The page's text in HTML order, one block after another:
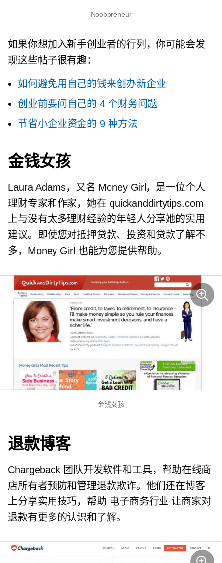
Noobpreneur
如果你想加入新手创业者的行列，你可能会发
现这些帖子很有趣：
如何避免用自己的钱来创办新企业
创业前要问自己的 4 个财务问题
节省小企业资金的 9 种方法
金钱女孩
Laura Adams，又名 Money Girl，是一位个人
理财专家和作家，她在 quickanddirtytips.com
上与没有太多理财经验的年轻人分享她的实用
建议。即使您对抵押贷款、投资和贷款了解不
多，Money Girl 也能为您提供帮助。
金钱女孩
退款博客
Chargeback 团队开发软件和工具，帮助在线商
店所有者预防和管理退款欺诈。他们还在博客
上分享实用技巧，帮助 电子商务行业 让商家对
退款有更多的认识和了解。